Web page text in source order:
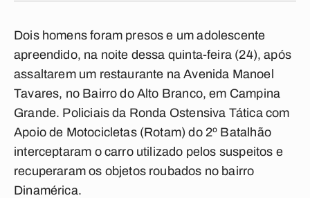
Dois homens foram presos e um adolescente
apreendido, na noite dessa quinta-feira (24), após
assaltarem um restaurante na Avenida Manoel
Tavares, no Bairro do Alto Branco, em Campina
Grande. Policiais da Ronda Ostensiva Tática com
Apoio de Motocicletas (Rotam) do 2º Batalhão
interceptaram o carro utilizado pelos suspeitos e
recuperaram os objetos roubados no bairro
Dinamérica.